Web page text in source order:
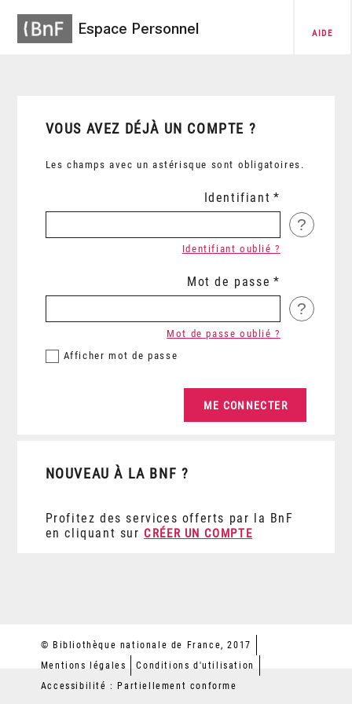
Espace Personnel AIDE
VOUS AVEZ DÉJÀ UN COMPTE ?
Les champs avec un astérisque sont obligatoires.
Identifiant
?
Identifiant oublié ?
Mot de passe
?
Afficher mot de passe
Mot de passe oublié ?
NOUVEAU À LA BNF ?
Profitez des services offerts par la BnF
en cliquant sur CRÉER UN COMPTE
© Bibliothèque nationale de France, 2017
Mentions légales
Conditions d'utilisation
Accessibilité : Partiellement conforme